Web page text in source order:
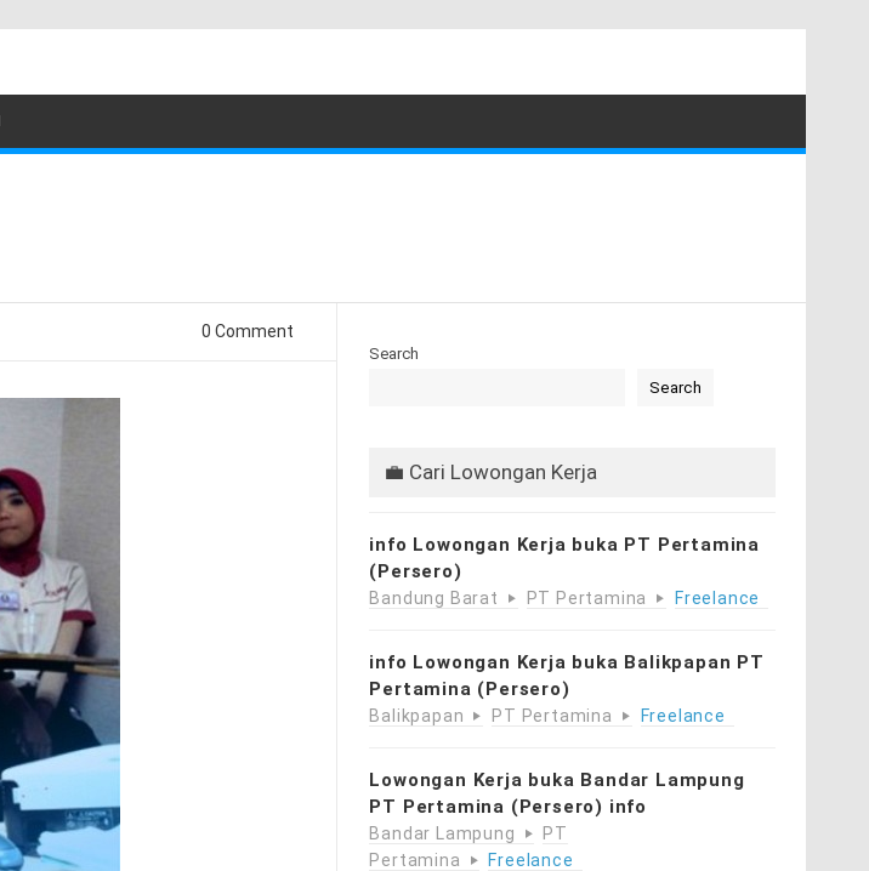
0 Comment
Search
Search
💼 Cari Lowongan Kerja
info Lowongan Kerja buka PT Pertamina
(Persero)
Bandung Barat PT Pertamina Freelance
info Lowongan Kerja buka Balikpapan PT
Pertamina (Persero)
Balikpapan PT Pertamina Freelance
Lowongan Kerja buka Bandar Lampung
PT Pertamina (Persero) info
Bandar Lampung
PT
Pertamina
Freelance